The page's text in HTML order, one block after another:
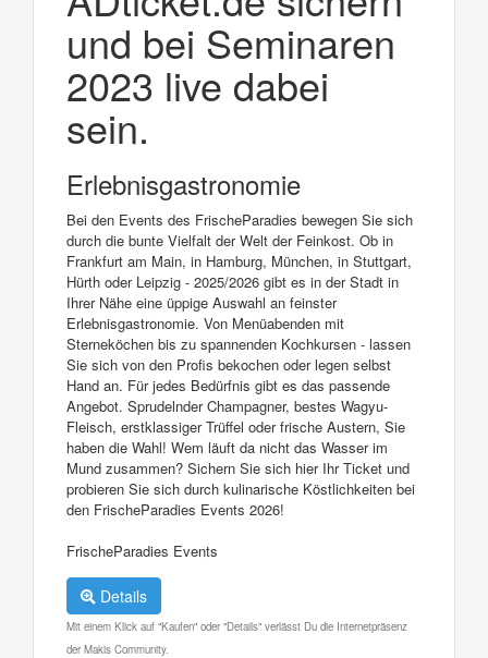
und bei Seminaren
2023 live dabei
sein.
Erlebnisgastronomie
Bei den Events des FrischeParadies bewegen Sie sich
durch die bunte Vielfalt der Welt der Feinkost. Ob in
Frankfurt am Main, in Hamburg, München, in Stuttgart,
Hürth oder Leipzig - 2025/2026 gibt es in der Stadt in
Ihrer Nähe eine üppige Auswahl an feinster
Erlebnisgastronomie. Von Menüabenden mit
Sterneköchen bis zu spannenden Kochkursen - lassen
Sie sich von den Profis bekochen oder legen selbst
Hand an. Für jedes Bedürfnis gibt es das passende
Angebot. Sprudelnder Champagner, bestes Wagyu-
Fleisch, erstklassiger Trüffel oder frische Austern, Sie
haben die Wahl! Wem läuft da nicht das Wasser im
Mund zusammen? Sichern Sie sich hier Ihr Ticket und
probieren Sie sich durch kulinarische Köstlichkeiten bei
den FrischeParadies Events 2026!
FrischeParadies Events
Details
Mit einem Klick auf "Kaufen" oder "Details" verlässt Du die Internetpräsenz
der Makis Community.